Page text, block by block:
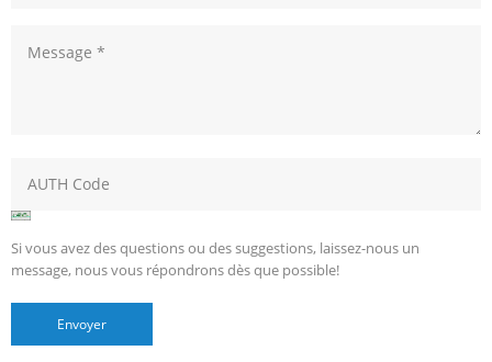
Si vous avez des questions ou des suggestions, laissez-nous un
message, nous vous répondrons dès que possible!